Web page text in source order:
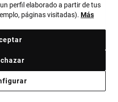
States Of America / US
Bases MYTOUS
perfil elaborado a partir de tus
páginas visitadas). Más